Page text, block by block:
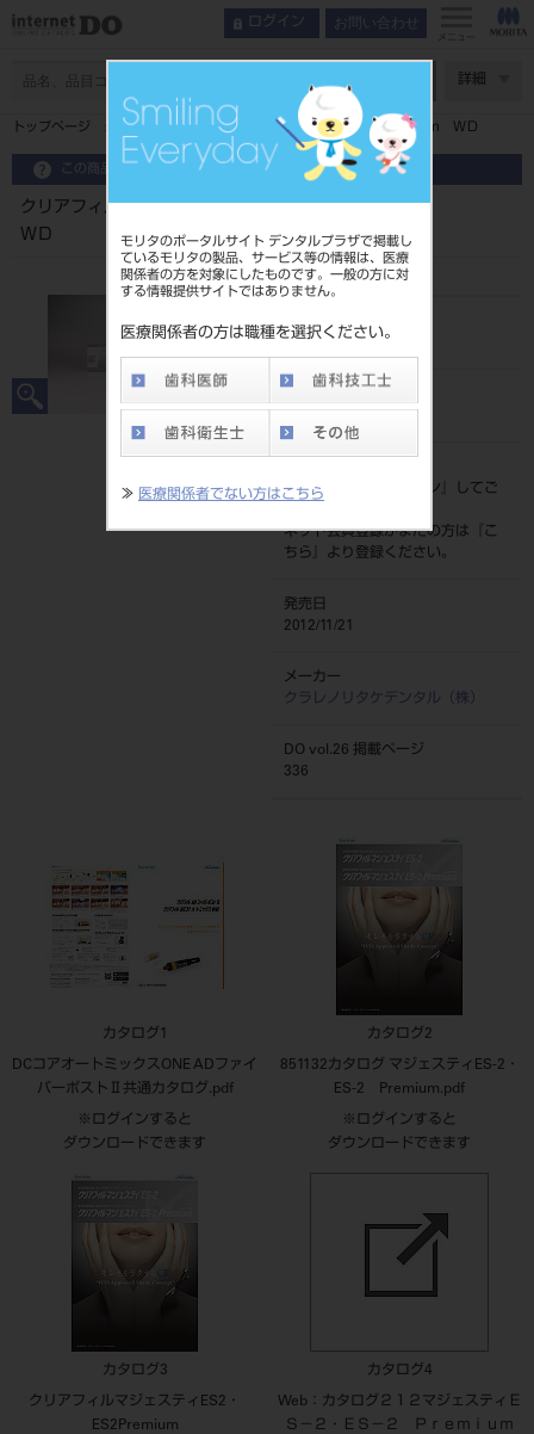
モリタのポータルサイト デンタルプラザで掲載し
ているモリタの製品、サービス等の情報は、医療
関係者の方を対象にしたものです。一般の方に対
する情報提供サイトではありません。
医療関係者の方は職種を選択ください。
≫ 医療関係者でない方はこちら
ログイン お問い合わせ
メニュー
詳細
トップページ クリアフィルマジェスティＥＳ－２ Ｐｒｅｍｉｕｍ ＷＤ
この商品に関するお問い合わせ
クリアフィルマジェスティＥＳ－２ Ｐｒｅｍｉｕｍ
ＷＤ
品目コード
202430063
価格の確認は『
ログイン
』してご
ネット会員登録がまだの方は『
こ
ちら
』より登録ください。
発売日
2012/11/21
メーカー
クラレノリタケデンタル（株）
DO vol.26 掲載ページ
336
カタログ1
DCコアオートミックスONE ADファイ
バーポストⅡ共通カタログ.pdf
※ログインすると
ダウンロードできます
カタログ2
851132カタログ マジェスティES-2・
ES-2 Premium.pdf
※ログインすると
ダウンロードできます
カタログ3
クリアフィルマジェスティES2・
ES2Premium
カタログ4
Web：カタログ２１２マジェスティＥ
Ｓ－２・ＥＳ－２ Ｐｒｅｍｉｕｍ
インデックス 特長 [クリアフィル® マジェスティ® ES-2 Premium]
特長 [クリアフィル ®
マジェスティ®ES-2]
特長 [クリアフィル®
製品情報